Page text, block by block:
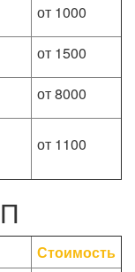
от 1000
от 1500
от 8000
от 1100
Стоимость